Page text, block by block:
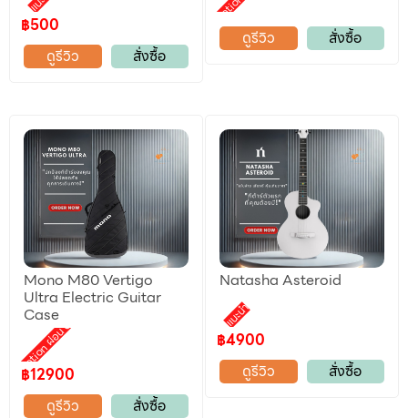
฿500
ดูรีวิว
สั่งซื้อ
ดูรีวิว สั่งซื้อ
Mono M80 Vertigo
Ultra Electric Guitar
Case
Promotion ผ่อน 0%
฿12900
ดูรีวิว
สั่งซื้อ
Natasha Asteroid
แนะนำ
฿4900
ดูรีวิว
สั่งซื้อ